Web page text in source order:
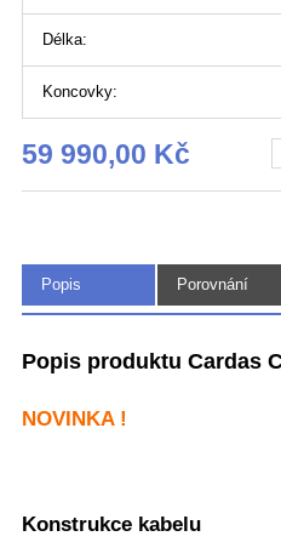
Délka:
Koncovky:
59 990,00 Kč
Popis Porovnání
Popis produktu Cardas
NOVINKA !
Konstrukce kabelu